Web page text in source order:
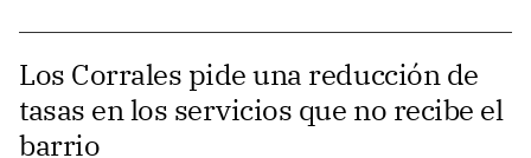
Los Corrales pide una reducción de
tasas en los servicios que no recibe el
barrio